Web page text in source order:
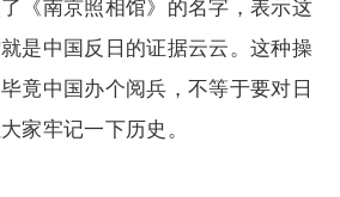
《南京照相馆》的名字，表示这
是中国反日的证据云云。这种操
竟中国办个阅兵，不等于要对日
家牢记一下历史。